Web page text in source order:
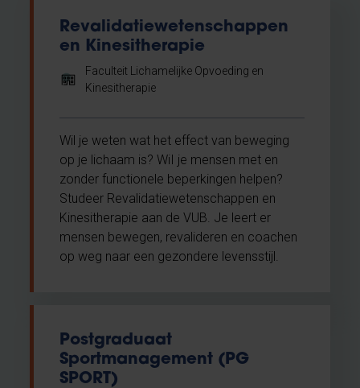
Revalidatiewetenschappen
en Kinesitherapie
Faculteit Lichamelijke Opvoeding en
Kinesitherapie
Wil je weten wat het effect van beweging
op je lichaam is? WiI je mensen met en
zonder functionele beperkingen helpen?
Studeer Revalidatiewetenschappen en
Kinesitherapie aan de VUB. Je leert er
mensen bewegen, revalideren en coachen
op weg naar een gezondere levensstijl.
Postgraduaat
Sportmanagement (PG
SPORT)